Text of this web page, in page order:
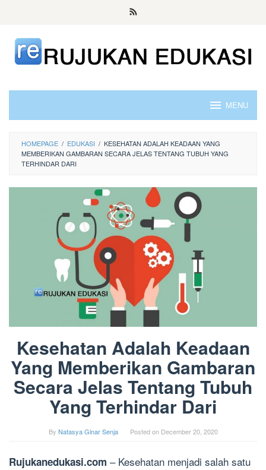
content
MENU
HOMEPAGE / EDUKASI / KESEHATAN ADALAH KEADAAN YANG
MEMBERIKAN GAMBARAN SECARA JELAS TENTANG TUBUH YANG
TERHINDAR DARI
Kesehatan Adalah Keadaan
Yang Memberikan Gambaran
Secara Jelas Tentang Tubuh
Yang Terhindar Dari
By Natasya Ginar Senja Posted on December 20, 2020
Rujukanedukasi.com – Kesehatan menjadi salah satu